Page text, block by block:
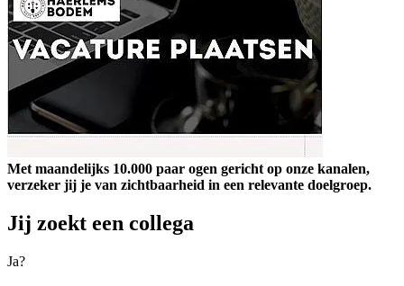
Met maandelijks 10.000 paar ogen gericht op onze kanalen,
verzeker jij je van zichtbaarheid in een relevante doelgroep.
Jij zoekt een collega
Ja?